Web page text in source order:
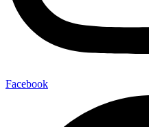
Facebook